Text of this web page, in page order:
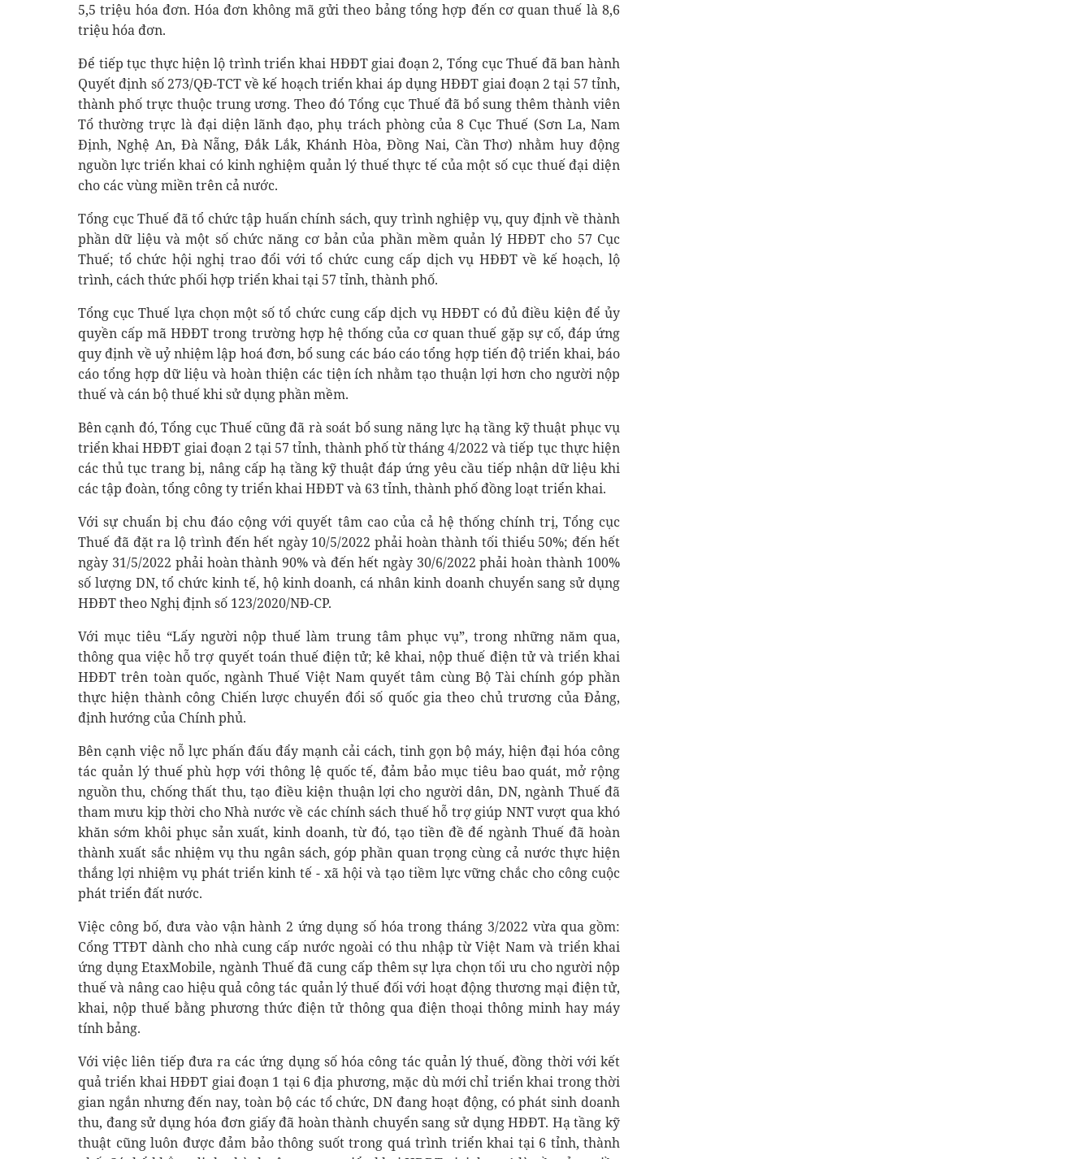
5,5 triệu hóa đơn. Hóa đơn không mã gửi theo bảng tổng hợp đến cơ quan thuế là 8,6
triệu hóa đơn.
Để tiếp tục thực hiện lộ trình triển khai HĐĐT giai đoạn 2, Tổng cục Thuế đã ban hành
Quyết định số 273/QĐ-TCT về kế hoạch triển khai áp dụng HĐĐT giai đoạn 2 tại 57 tỉnh,
thành phố trực thuộc trung ương. Theo đó Tổng cục Thuế đã bổ sung thêm thành viên
Tổ thường trực là đại diện lãnh đạo, phụ trách phòng của 8 Cục Thuế (Sơn La, Nam
Định, Nghệ An, Đà Nẵng, Đắk Lắk, Khánh Hòa, Đồng Nai, Cần Thơ) nhằm huy động
nguồn lực triển khai có kinh nghiệm quản lý thuế thực tế của một số cục thuế đại diện
cho các vùng miền trên cả nước.
Tổng cục Thuế đã tổ chức tập huấn chính sách, quy trình nghiệp vụ, quy định về thành
phần dữ liệu và một số chức năng cơ bản của phần mềm quản lý HĐĐT cho 57 Cục
Thuế; tổ chức hội nghị trao đổi với tổ chức cung cấp dịch vụ HĐĐT về kế hoạch, lộ
trình, cách thức phối hợp triển khai tại 57 tỉnh, thành phố.
Tổng cục Thuế lựa chọn một số tổ chức cung cấp dịch vụ HĐĐT có đủ điều kiện để ủy
quyền cấp mã HĐĐT trong trường hợp hệ thống của cơ quan thuế gặp sự cố, đáp ứng
quy định về uỷ nhiệm lập hoá đơn, bổ sung các báo cáo tổng hợp tiến độ triển khai, báo
cáo tổng hợp dữ liệu và hoàn thiện các tiện ích nhằm tạo thuận lợi hơn cho người nộp
thuế và cán bộ thuế khi sử dụng phần mềm.
Bên cạnh đó, Tổng cục Thuế cũng đã rà soát bổ sung năng lực hạ tầng kỹ thuật phục vụ
triển khai HĐĐT giai đoạn 2 tại 57 tỉnh, thành phố từ tháng 4/2022 và tiếp tục thực hiện
các thủ tục trang bị, nâng cấp hạ tầng kỹ thuật đáp ứng yêu cầu tiếp nhận dữ liệu khi
các tập đoàn, tổng công ty triển khai HĐĐT và 63 tỉnh, thành phố đồng loạt triển khai.
Với sự chuẩn bị chu đáo cộng với quyết tâm cao của cả hệ thống chính trị, Tổng cục
Thuế đã đặt ra lộ trình đến hết ngày 10/5/2022 phải hoàn thành tối thiểu 50%; đến hết
ngày 31/5/2022 phải hoàn thành 90% và đến hết ngày 30/6/2022 phải hoàn thành 100%
số lượng DN, tổ chức kinh tế, hộ kinh doanh, cá nhân kinh doanh chuyển sang sử dụng
HĐĐT theo Nghị định số 123/2020/NĐ-CP.
Với mục tiêu “Lấy người nộp thuế làm trung tâm phục vụ”, trong những năm qua,
thông qua việc hỗ trợ quyết toán thuế điện tử; kê khai, nộp thuế điện tử và triển khai
HĐĐT trên toàn quốc, ngành Thuế Việt Nam quyết tâm cùng Bộ Tài chính góp phần
thực hiện thành công Chiến lược chuyển đổi số quốc gia theo chủ trương của Đảng,
định hướng của Chính phủ.
Bên cạnh việc nỗ lực phấn đấu đẩy mạnh cải cách, tinh gọn bộ máy, hiện đại hóa công
tác quản lý thuế phù hợp với thông lệ quốc tế, đảm bảo mục tiêu bao quát, mở rộng
nguồn thu, chống thất thu, tạo điều kiện thuận lợi cho người dân, DN, ngành Thuế đã
tham mưu kịp thời cho Nhà nước về các chính sách thuế hỗ trợ giúp NNT vượt qua khó
khăn sớm khôi phục sản xuất, kinh doanh, từ đó, tạo tiền đề để ngành Thuế đã hoàn
thành xuất sắc nhiệm vụ thu ngân sách, góp phần quan trọng cùng cả nước thực hiện
thắng lợi nhiệm vụ phát triển kinh tế - xã hội và tạo tiềm lực vững chắc cho công cuộc
phát triển đất nước.
Việc công bố, đưa vào vận hành 2 ứng dụng số hóa trong tháng 3/2022 vừa qua gồm:
Cổng TTĐT dành cho nhà cung cấp nước ngoài có thu nhập từ Việt Nam và triển khai
ứng dụng EtaxMobile, ngành Thuế đã cung cấp thêm sự lựa chọn tối ưu cho người nộp
thuế và nâng cao hiệu quả công tác quản lý thuế đối với hoạt động thương mại điện tử,
khai, nộp thuế bằng phương thức điện tử thông qua điện thoại thông minh hay máy
tính bảng.
Với việc liên tiếp đưa ra các ứng dụng số hóa công tác quản lý thuế, đồng thời với kết
quả triển khai HĐĐT giai đoạn 1 tại 6 địa phương, mặc dù mới chỉ triển khai trong thời
gian ngắn nhưng đến nay, toàn bộ các tổ chức, DN đang hoạt động, có phát sinh doanh
thu, đang sử dụng hóa đơn giấy đã hoàn thành chuyển sang sử dụng HĐĐT. Hạ tầng kỹ
thuật cũng luôn được đảm bảo thông suốt trong quá trình triển khai tại 6 tỉnh, thành